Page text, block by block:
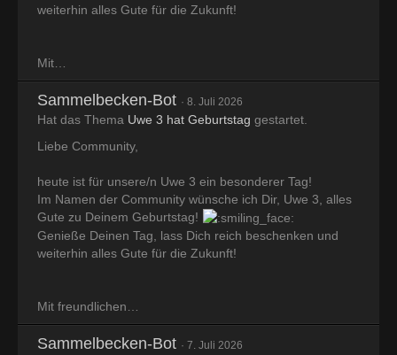
weiterhin alles Gute für die Zukunft!
Mit…
Sammelbecken-Bot 8. Juli 2026
Hat das Thema Uwe 3 hat Geburtstag gestartet.
Liebe Community,
heute ist für unsere/n Uwe 3 ein besonderer Tag!
Im Namen der Community wünsche ich Dir, Uwe 3, alles
Gute zu Deinem Geburtstag!
Genieße Deinen Tag, lass Dich reich beschenken und
weiterhin alles Gute für die Zukunft!
Mit freundlichen…
Sammelbecken-Bot 7. Juli 2026